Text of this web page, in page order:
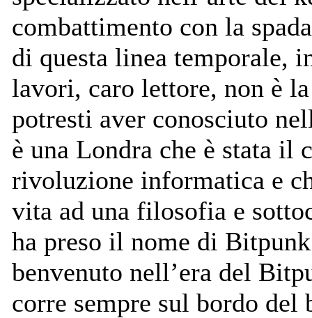
combattimento con la
di questa linea temporale,
lavori, caro lettore, non è
potresti aver conosciuto
è una Londra che è stata il
rivoluzione informatica e
vita ad una filosofia e
ha preso il nome di
benvenuto nell’era del
corre sempre sul bordo del